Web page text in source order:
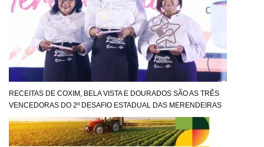
RECEITAS DE COXIM, BELA VISTA E DOURADOS SÃO AS TRÊS
VENCEDORAS DO 2º DESAFIO ESTADUAL DAS MERENDEIRAS